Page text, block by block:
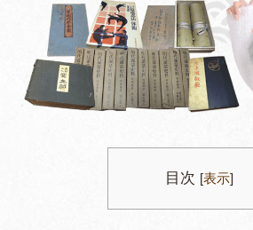
目次 [表示]